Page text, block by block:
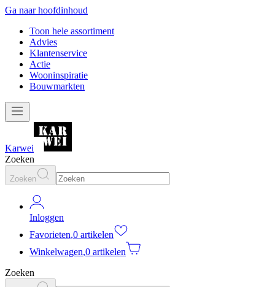
Ga naar hoofdinhoud
Toon hele assortiment
Advies
Klantenservice
Actie
Wooninspiratie
Bouwmarkten
Karwei
Zoeken
Zoeken
Inloggen
Favorieten,0 artikelen
Winkelwagen,0 artikelen
Zoeken